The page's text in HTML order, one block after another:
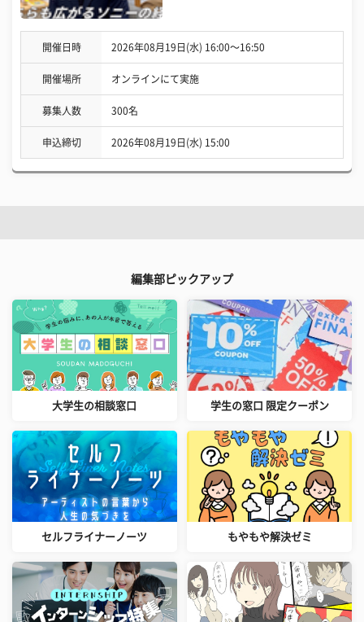
開催日時 2026年08月19日(水) 16:00〜16:50
開催場所 オンラインにて実施
募集人数 300名
申込締切 2026年08月19日(水) 15:00
編集部ピックアップ
大学生の相談窓口 学生の窓口 限定クーポン
セルフライナーノーツ もやもや解決ゼミ